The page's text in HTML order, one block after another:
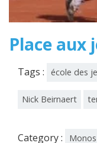
Place aux
Tags : école des
Nick Beirnaert
Category : Monos